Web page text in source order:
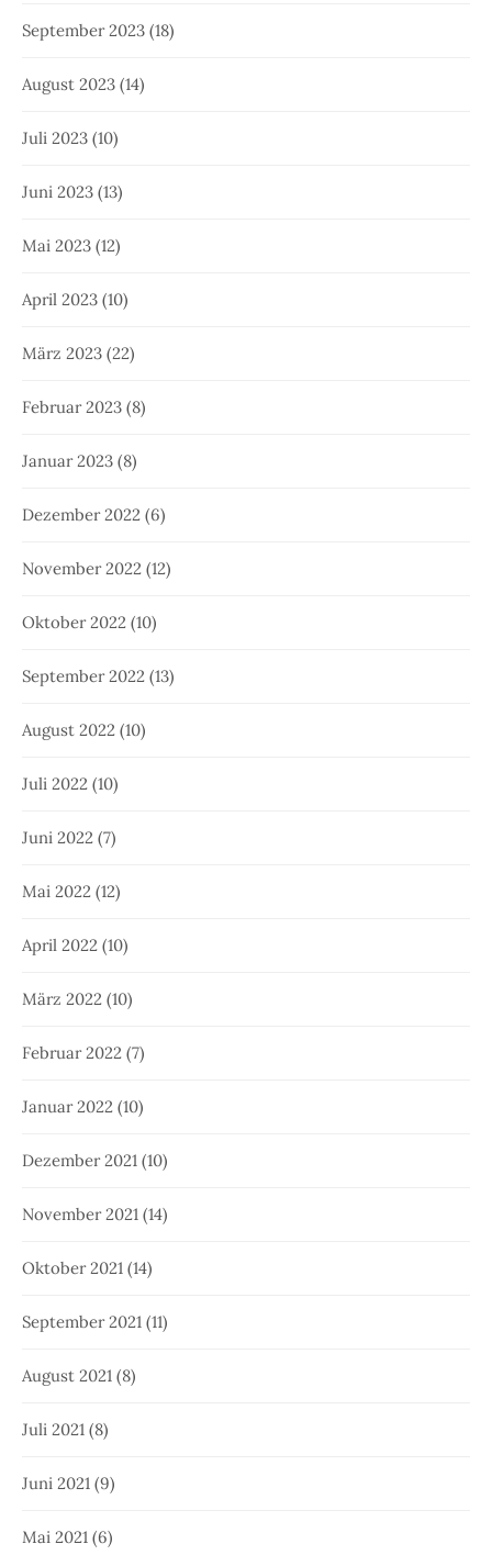
September 2023 (18)
August 2023 (14)
Juli 2023 (10)
Juni 2023 (13)
Mai 2023 (12)
April 2023 (10)
März 2023 (22)
Februar 2023 (8)
Januar 2023 (8)
Dezember 2022 (6)
November 2022 (12)
Oktober 2022 (10)
September 2022 (13)
August 2022 (10)
Juli 2022 (10)
Juni 2022 (7)
Mai 2022 (12)
April 2022 (10)
März 2022 (10)
Februar 2022 (7)
Januar 2022 (10)
Dezember 2021 (10)
November 2021 (14)
Oktober 2021 (14)
September 2021 (11)
August 2021 (8)
Juli 2021 (8)
Juni 2021 (9)
Mai 2021 (6)